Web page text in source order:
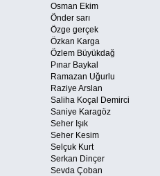
Osman Ekim
Önder sarı
Özge gerçek
Özkan Karga
Özlem Büyükdağ
Pınar Baykal
Ramazan Uğurlu
Raziye Arslan
Saliha Koçal Demirci
Saniye Karagöz
Seher Işık
Seher Kesim
Selçuk Kurt
Serkan Dinçer
Sevda Çoban